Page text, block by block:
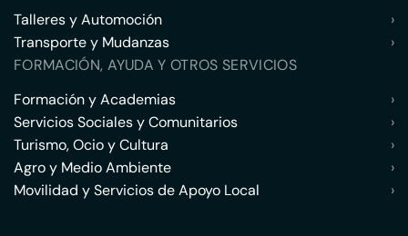
Talleres y Automoción
›
Transporte y Mudanzas
›
FORMACIÓN, AYUDA Y OTROS SERVICIOS
Formación y Academias
›
Servicios Sociales y Comunitarios
›
Turismo, Ocio y Cultura
›
Agro y Medio Ambiente
›
Movilidad y Servicios de Apoyo Local
›